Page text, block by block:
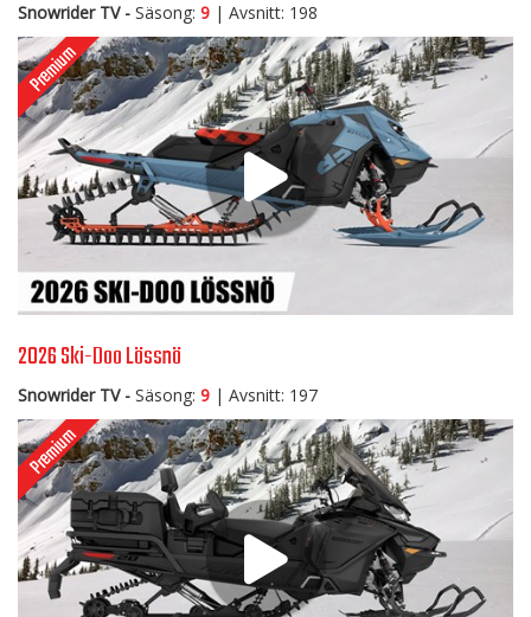
Snowrider TV - Säsong: 9 | Avsnitt: 198
2026 Ski-Doo Lössnö
Snowrider TV - Säsong: 9 | Avsnitt: 197